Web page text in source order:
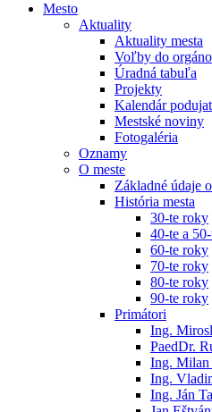
Mesto
Aktuality
Aktuality mesta
Voľby do
Úradná tabuľa
Projekty
Kalendár
Mestské noviny
Fotogaléria
Oznamy
O meste
Základné údaje
História mesta
30-te roky
40-te a
60-te roky
70-te roky
80-te roky
90-te roky
Primátori
Ing.
PaedDr.
Ing. Milan
Ing.
Ing. Ján